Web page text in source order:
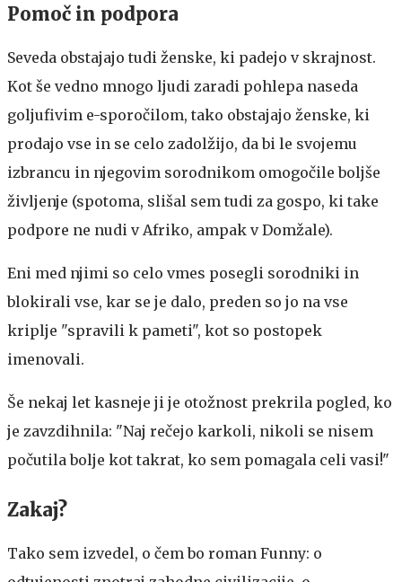
Pomoč in podpora
Seveda obstajajo tudi ženske, ki padejo v skrajnost.
Kot še vedno mnogo ljudi zaradi pohlepa naseda
goljufivim e-sporočilom, tako obstajajo ženske, ki
prodajo vse in se celo zadolžijo, da bi le svojemu
izbrancu in njegovim sorodnikom omogočile boljše
življenje (spotoma, slišal sem tudi za gospo, ki take
podpore ne nudi v Afriko, ampak v Domžale).
Eni med njimi so celo vmes posegli sorodniki in
blokirali vse, kar se je dalo, preden so jo na vse
kriplje "spravili k pameti", kot so postopek
imenovali.
Še nekaj let kasneje ji je otožnost prekrila pogled, ko
je zavzdihnila: "Naj rečejo karkoli, nikoli se nisem
počutila bolje kot takrat, ko sem pomagala celi vasi!"
Zakaj?
Tako sem izvedel, o čem bo roman Funny: o